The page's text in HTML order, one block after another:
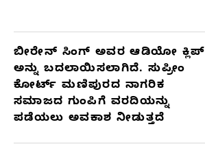
ಬೀರೇನ್ ಸಿಂಗ್ ಅವರ ಆಡಿಯೋ ಕ್ಲಿಪ್
ಅನ್ನು ಬದಲಾಯಿಸಲಾಗಿದೆ. ಸುಪ್ರೀಂ
ಕೋರ್ಟ್ ಮಣಿಪುರದ ನಾಗರಿಕ
ಸಮಾಜದ ಗುಂಪಿಗೆ ವರದಿಯನ್ನು
ಪಡೆಯಲು ಅವಕಾಶ ನೀಡುತ್ತದೆ